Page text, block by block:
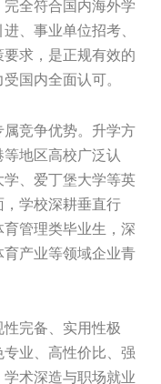
全符合国内海外学
、事业单位招考、
求，是正规有效的
国内全面认可。
竞争优势。升学方
地区高校广泛认
、爱丁堡大学等英
学校深耕垂直行
管理类毕业生，深
产业等领域企业青
完备、实用性极
业、高性价比、强
术深造与职场就业